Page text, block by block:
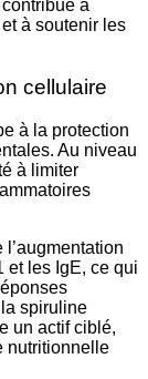
à
à soutenir les
cellulaire
à la protection
Au niveau
à limiter
et les IgE, ce qui
spiruline
un actif ciblé,
nutritionnelle